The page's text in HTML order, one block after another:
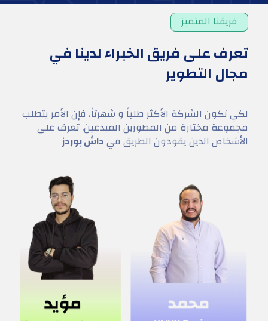
فريقنا المتميز
تعرف على فريق الخبراء لدينا في
مجال التطوير
لكي نكون الشركة الأكثر طلباً و شهرتاً، فإن الأمر يتطلب
مجموعة مختارة من المطورين المبدعين. تعرف على
الأشخاص الذين يقودون الطريق فيداش بوردز